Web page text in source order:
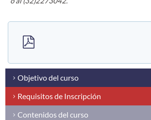
Académicos
Funcionarios
Alumni
Objetivo del curso
Requisitos de Inscripción
Contenidos del curso